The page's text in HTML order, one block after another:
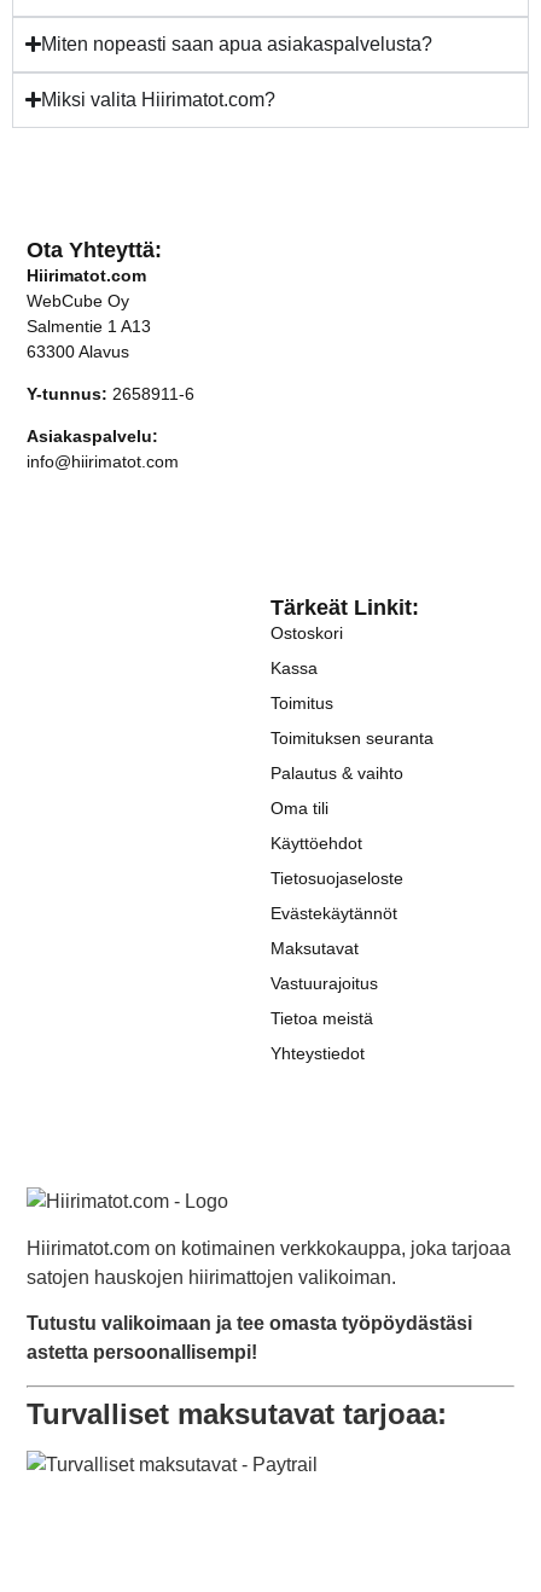
Miten nopeasti saan apua asiakaspalvelusta?
Miksi valita Hiirimatot.com?
Hiirimatot.com on kotimainen verkkokauppa, joka tarjoaa
satojen hauskojen hiirimattojen valikoiman.
Tutustu valikoimaan ja tee omasta työpöydästäsi
astetta persoonallisempi!
Turvalliset maksutavat tarjoaa:
Tärkeät Linkit:
Ostoskori
Kassa
Toimitus
Toimituksen seuranta
Palautus & vaihto
Oma tili
Käyttöehdot
Tietosuojaseloste
Evästekäytännöt
Maksutavat
Vastuurajoitus
Tietoa meistä
Yhteystiedot
Ota Yhteyttä:
Hiirimatot.com
WebCube Oy
Salmentie 1 A13
63300 Alavus
Y-tunnus: 2658911-6
Asiakaspalvelu:
info@hiirimatot.com